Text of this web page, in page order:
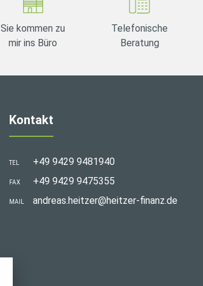
Sie kommen zu
mir ins Büro
Telefonische
Beratung
Kontakt
TEL +49 9429 9481940
FAX +49 9429 9475355
MAIL andreas.heitzer@heitzer-finanz.de